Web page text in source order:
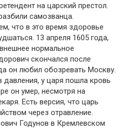
на царский престол.
самозванца.
что в это время здоровье
13 апреля 1605 года,
нормальное
скончался после
он любил обозревать Москву.
у царя пошла кровь
он умер, несмотря на
Есть версия, что царь
через отравление.
Годунов в Кремлевском